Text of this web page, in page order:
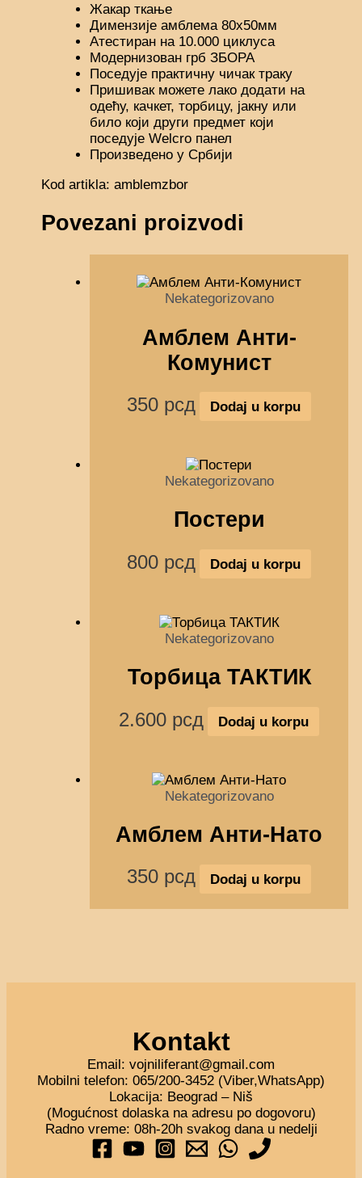
Жакар ткање
Димензије амблема 80х50мм
Атестиран на 10.000 циклуса
Модернизован грб ЗБОРА
Поседује практичну чичак траку
Пришивак можете лако додати на
одећу, качкет, торбицу, јакну или
било који други предмет који
поседује Welcro панел
Произведено у Србији
Kod artikla: amblemzbor
Povezani proizvodi
Nekategorizovano
Амблем Анти-
Комунист
350 рсд Dodaj u korpu
Nekategorizovano
Постери
800 рсд Dodaj u korpu
Nekategorizovano
Торбица ТАКТИК
2.600 рсд Dodaj u korpu
Nekategorizovano
Амблем Анти-Нато
350 рсд Dodaj u korpu
Kontakt
Email: vojniliferant@gmail.com
Mobilni telefon: 065/200-3452 (Viber,WhatsApp)
Lokacija: Beograd – Niš
(Mogućnost dolaska na adresu po dogovoru)
Radno vreme: 08h-20h svakog dana u nedelji